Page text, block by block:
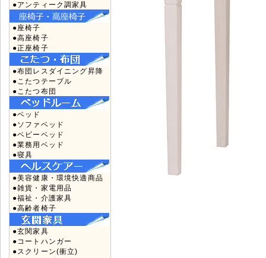
●アンティーク調家具
●座椅子
●高座椅子
●正座椅子
●布団レスダイニング昇降
●こたつテーブル
●こたつ布団
●ベッド
●ソファベッド
●ベビーベッド
●業務用ベッド
●寝具
●美容健康・環境快適商品
●雑貨・家電用品
●福祉・介護家具
●高齢者椅子
●玄関家具
●コートハンガー
●スクリーン(衝立)